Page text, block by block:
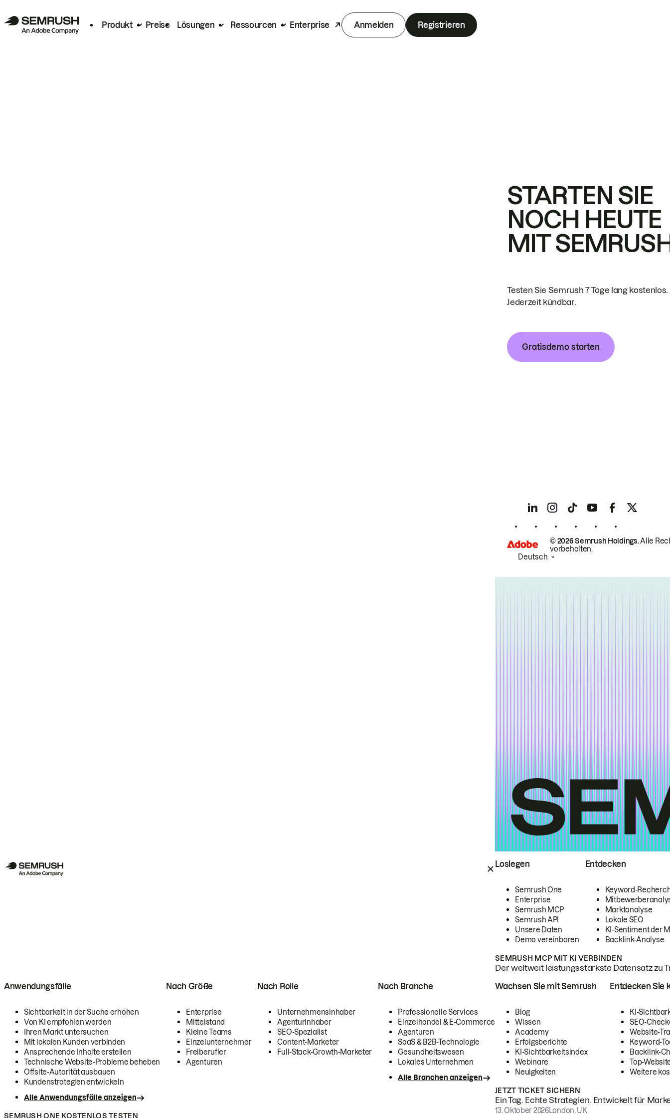
Produkt Preise Lösungen Ressourcen Enterprise Anmelden Registrieren
Loslegen
Semrush One
Enterprise
Semrush MCP
Semrush API
Unsere Daten
Demo vereinbaren
Entdecken
Keyword-
Marktanalyse
Lokale SEO
KI-Sentiment der
Backlink-Analyse
SEMRUSH MCP MIT KI VERBINDEN
Der weltweit leistungsstärkste Datensatz zu
Anwendungsfälle
Sichtbarkeit in der Suche erhöhen
Von KI empfohlen werden
Ihren Markt untersuchen
Mit lokalen Kunden verbinden
Ansprechende Inhalte erstellen
Technische Website-Probleme beheben
Offsite-Autorität ausbauen
Kundenstrategien entwickeln
Alle Anwendungsfälle anzeigen
Nach Größe
Enterprise
Mittelstand
Kleine Teams
Einzelunternehmer
Freiberufler
Agenturen
Nach Rolle
Unternehmensinhaber
Agenturinhaber
SEO-Spezialist
Content-Marketer
Full-Stack-Growth-Marketer
Nach Branche
Professionelle Services
Einzelhandel & E-Commerce
Agenturen
SaaS & B2B-Technologie
Gesundheitswesen
Lokales Unternehmen
Alle Branchen anzeigen
SEMRUSH ONE KOSTENLOS TESTEN
Wachsen Sie mit Semrush
Blog
Wissen
Academy
Erfolgsberichte
KI-Sichtbarkeitsindex
Webinare
Neuigkeiten
Entdecken Sie
KI-
SEO-
Website-
Keyword-
Backlink-
Top-
Weitere
JETZT TICKET SICHERN
Ein Tag. Echte Strategien. Entwickelt für
13. Oktober 2026London, UK
STARTEN SIE
NOCH HEUTE
MIT
Testen Sie Semrush 7 Tage lang kostenlos.
Jederzeit kündbar.
Gratisdemo starten
© 2026 Semrush Holdings.Alle
vorbehalten.
Deutsch